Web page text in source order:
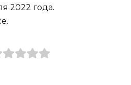
2022 года.